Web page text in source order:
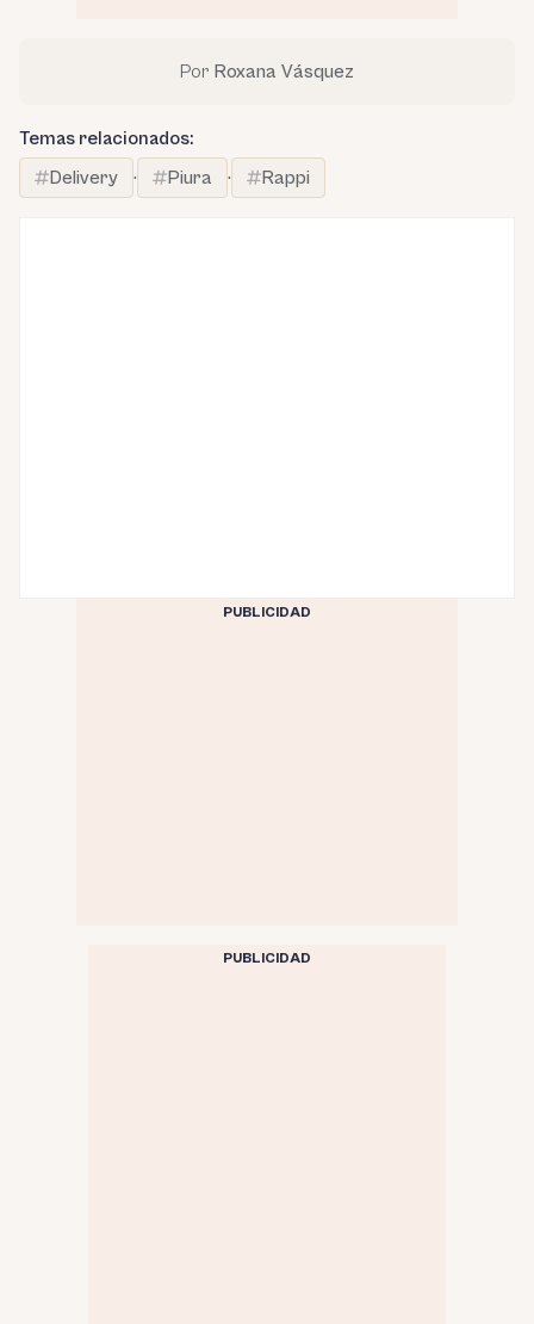
Por Roxana Vásquez
Temas relacionados:
Delivery
· Piura · Rappi
PUBLICIDAD
PUBLICIDAD